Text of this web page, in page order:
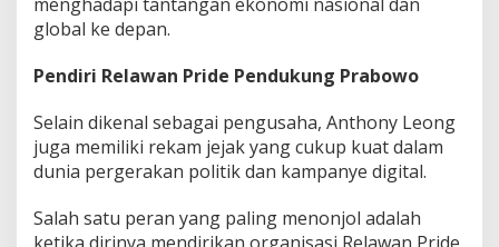
global ke depan.
Pendiri Relawan Pride Pendukung Prabowo
Selain dikenal sebagai pengusaha, Anthony Leong
juga memiliki rekam jejak yang cukup kuat dalam
dunia pergerakan politik dan kampanye digital.
Salah satu peran yang paling menonjol adalah